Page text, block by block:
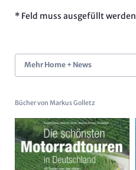
* Feld muss ausgefüllt werden
Mehr Home + News
Bücher von Markus Golletz